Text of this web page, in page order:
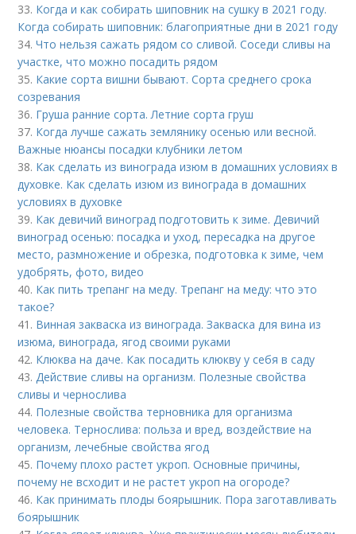
33. Когда и как собирать шиповник на сушку в 2021 году.
Когда собирать шиповник: благоприятные дни в 2021 году
34.Что нельзя сажать рядом со сливой. Соседи сливы на
участке, что можно посадить рядом
35. Какие сорта вишни бывают. Сорта среднего срока
созревания
36. Груша ранние сорта. Летние сорта груш
37. Когда лучше сажать землянику осенью или весной.
Важные нюансы посадки клубники летом
38. Как сделать из винограда изюм в домашних условиях в
духовке. Как сделать изюм из винограда в домашних
условиях в духовке
39. Как девичий виноград подготовить к зиме. Девичий
виноград осенью: посадка и уход, пересадка на другое
место, размножение и обрезка, подготовка к зиме, чем
удобрять, фото, видео
40. Как пить трепанг на меду. Трепанг на меду: что это
такое?
41. Винная закваска из винограда. Закваска для вина из
изюма, винограда, ягод своими руками
42. Клюква на даче. Как посадить клюкву у себя в саду
43.Действие сливы на организм. Полезные свойства
сливы и чернослива
44. Полезные свойства терновника для организма
человека. Тернослива: польза и вред, воздействие на
организм, лечебные свойства ягод
45. Почему плохо растет укроп. Основные причины,
почему не всходит и не растет укроп на огороде?
46. Как принимать плоды боярышник. Пора заготавливать
боярышник